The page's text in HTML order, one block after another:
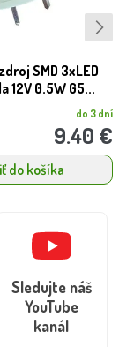
SMD 3xLED
12V 0.5W G5...
do 3 dní
9.40 €
do košíka
Sledujte náš
YouTube
kanál